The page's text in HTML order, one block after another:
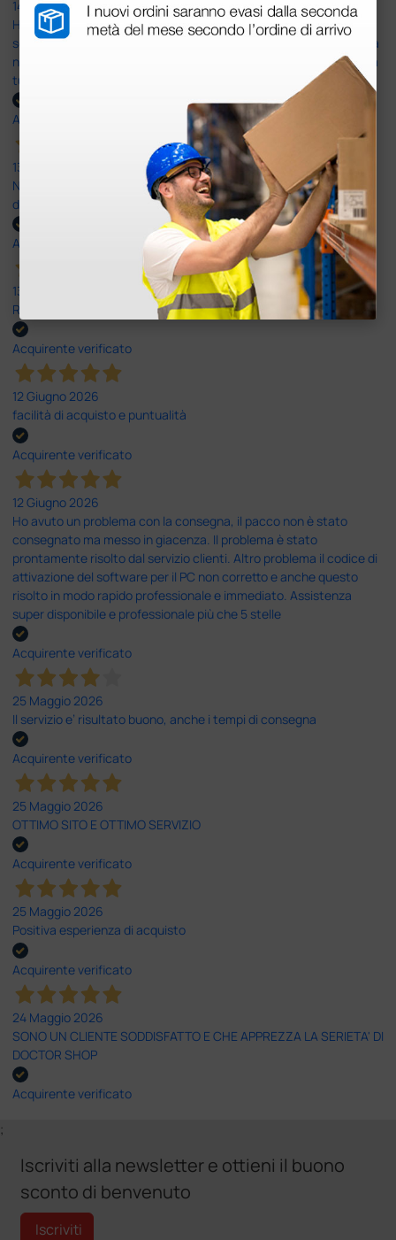
14 Luglio 2026
Ho acquistato un ecografo da Doctor Shop e sono rimasto molto
soddisfatto dell'esperienza. Apparecchiatura di qualità, consegna
nei tempi previsti e un servizio clienti disponibile che ha risposto a
tutti i miei dubbi prima dell'acquisto. Consigliato
Acquirente verificato
13 Luglio 2026
Nulla da eccepire. Tutto estremamente chiaro e corretto,
dall’ordine alla consegna.
Acquirente verificato
13 Luglio 2026
Rapidi, disponibili ben forniti
Acquirente verificato
12 Giugno 2026
facilità di acquisto e puntualità
Acquirente verificato
12 Giugno 2026
Ho avuto un problema con la consegna, il pacco non è stato
consegnato ma messo in giacenza. Il problema è stato
prontamente risolto dal servizio clienti. Altro problema il codice di
attivazione del software per il PC non corretto e anche questo
risolto in modo rapido professionale e immediato. Assistenza
super disponibile e professionale più che 5 stelle
Acquirente verificato
25 Maggio 2026
Il servizio e’ risultato buono, anche i tempi di consegna
Acquirente verificato
25 Maggio 2026
OTTIMO SITO E OTTIMO SERVIZIO
Acquirente verificato
25 Maggio 2026
Positiva esperienza di acquisto
Acquirente verificato
24 Maggio 2026
SONO UN CLIENTE SODDISFATTO E CHE APPREZZA LA SERIETA' DI
DOCTOR SHOP
Acquirente verificato
;
Iscriviti alla newsletter e ottieni il buono
sconto di benvenuto
Iscriviti